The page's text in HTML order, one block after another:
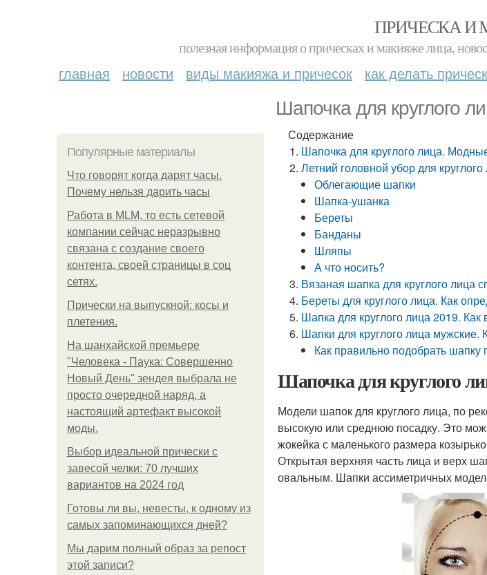
ПРИЧЕСКА И
полезная информация о прическах и макияже лица,
главная новости виды макияжа и причесок как делать
Шапочка для круглого
Популярные материалы
Что говорят когда дарят часы.
Почему нельзя дарить часы
Работа в MLM, то есть сетевой
компании сейчас неразрывно
связана с создание своего
контента, своей страницы в соц
сетях.
Прически на выпускной: косы и
плетения.
На шанхайской премьере
"Человека - Паука: Совершенно
Новый День" зендея выбрала не
просто очередной наряд, а
настоящий артефакт высокой
моды.
Выбор идеальной прически с
завесой челки: 70 лучших
вариантов на 2024 год
Готовы ли вы, невесты, к одному из
самых запоминающихся дней?
Мы дарим полный образ за репост
этой записи?
Содержание
Шапочка для круглого лица.
Летний головной убор для
Облегающие шапки
Шапка-ушанка
Береты
Банданы
Шляпы
А что носить?
Вязаная шапка для круглого лица
Береты для круглого лица. Как
Шапка для круглого лица 2019.
Шапки для круглого лица
Как правильно подобрать
Шапочка для круглого
Модели шапок для круглого лица, по
высокую или среднюю посадку. Это
жокейка с маленького размера
Открытая верхняя часть лица и верх
овальным. Шапки ассиметричных